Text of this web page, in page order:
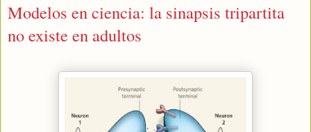
Modelos en ciencia: la sinapsis tripartita
no existe en adultos